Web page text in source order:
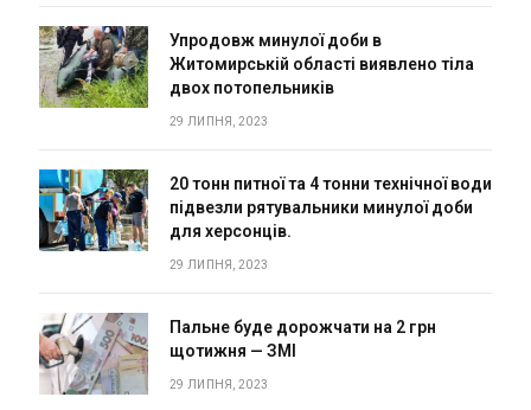
Упродовж минулої доби в
Житомирській області виявлено тіла
двох потопельників
29 ЛИПНЯ, 2023
20 тонн питної та 4 тонни технічної води
підвезли рятувальники минулої доби
для херсонців.
29 ЛИПНЯ, 2023
Пальне буде дорожчати на 2 грн
щотижня — ЗМІ
29 ЛИПНЯ, 2023